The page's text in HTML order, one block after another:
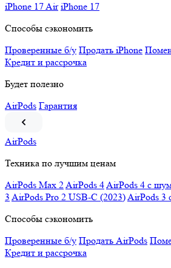
iPhone 17 Air iPhone 17
Способы сэкономить
Проверенные б/у Продать iPhone
Кредит и рассрочка
Будет полезно
AirPods Гарантия
AirPods
Техника по лучшим ценам
AirPods Max 2AirPods 4AirPods 4 c
3 AirPods Pro 2 USB-C (2023)AirPods 3
Способы сэкономить
Проверенные б/у Продать AirPods
Кредит и рассрочка